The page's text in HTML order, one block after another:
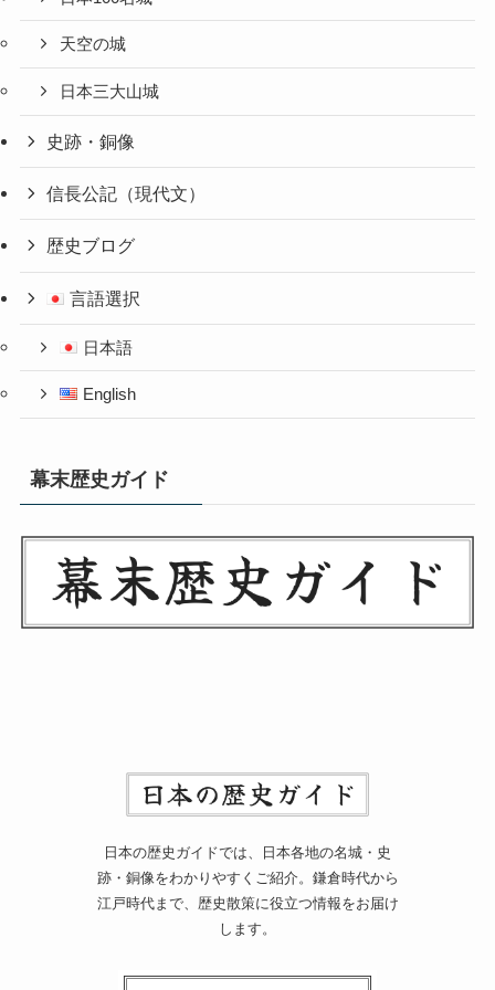
天空の城
日本三大山城
史跡・銅像
信長公記（現代文）
歴史ブログ
言語選択
日本語
English
幕末歴史ガイド
日本の歴史ガイドでは、日本各地の名城・史
跡・銅像をわかりやすくご紹介。鎌倉時代から
江戸時代まで、歴史散策に役立つ情報をお届け
します。